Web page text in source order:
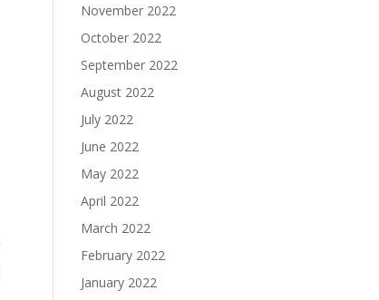
November 2022
October 2022
September 2022
August 2022
July 2022
June 2022
May 2022
April 2022
March 2022
February 2022
January 2022